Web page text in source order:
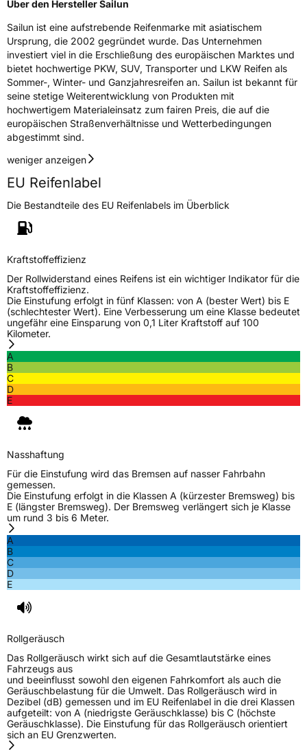
Rollgeräusch (Klasse)B
Rollgeräusch (dB) 71
FahrzeugklasseC1
3PMSF / Schneeflockensymbol / Alpine-SymbolNein
Allgemeine Produktsicherheit (GPSR)
Herstellerkontakt
Über den Hersteller Sailun
Sailun ist eine aufstrebende Reifenmarke mit asiatischem
Ursprung, die 2002 gegründet wurde. Das Unternehmen
investiert viel in die Erschließung des europäischen Marktes und
bietet hochwertige PKW, SUV, Transporter und LKW Reifen als
Sommer-, Winter- und Ganzjahresreifen an. Sailun ist bekannt für
seine stetige Weiterentwicklung von Produkten mit
hochwertigem Materialeinsatz zum fairen Preis, die auf die
europäischen Straßenverhältnisse und Wetterbedingungen
abgestimmt sind.
weniger anzeigen
EU Reifenlabel
Die Bestandteile des EU Reifenlabels im Überblick
Kraftstoffeffizienz
Der Rollwiderstand eines Reifens ist ein wichtiger Indikator für die
Kraftstoffeffizienz.
Die Einstufung erfolgt in fünf Klassen: von A (bester Wert) bis E
(schlechtester Wert). Eine Verbesserung um eine Klasse bedeutet
ungefähr eine Einsparung von 0,1 Liter Kraftstoff auf 100
Kilometer.
A
B
C
D
E
Nasshaftung
Für die Einstufung wird das Bremsen auf nasser Fahrbahn
gemessen.
Die Einstufung erfolgt in die Klassen A (kürzester Bremsweg) bis
E (längster Bremsweg). Der Bremsweg verlängert sich je Klasse
um rund 3 bis 6 Meter.
A
B
C
D
E
Rollgeräusch
Das Rollgeräusch wirkt sich auf die Gesamtlautstärke eines
Fahrzeugs aus
und beeinflusst sowohl den eigenen Fahrkomfort als auch die
Geräuschbelastung für die Umwelt. Das Rollgeräusch wird in
Dezibel (dB) gemessen und im EU Reifenlabel in die drei Klassen
aufgeteilt: von A (niedrigste Geräuschklasse) bis C (höchste
Geräuschklasse). Die Einstufung für das Rollgeräusch orientiert
sich an EU Grenzwerten.